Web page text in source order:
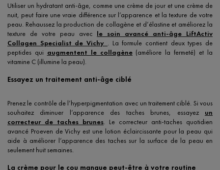
Utiliser un hydratant anti-âge, comme une crème de jour et une crème de
nuit, peut faire une vraie différence sur l’apparence et la texture de votre
peau. Rehaussez la production de collagène et d’élastine et améliorez la
texture de votre peau avec le soin avancé anti-âge LiftActiv
Collagen Specialist de Vichy . La formule contient deux types de
peptides qui augmentent le collagène(améliore la fermeté) et la
vitamine C (illumine la peau).
Essayez un traitement anti-âge ciblé
Prenez le contrôle de l’hyperpigmentation avec un traitement ciblé. Si vous
souhaitez diminuer l’apparence des taches brunes, essayez un
correcteur de taches brunes. Le correcteur anti-taches quotidien
avancé Proeven de Vichy est une lotion éclaircissante pour la peau qui
aide à améliorer l’apparence des taches sur la surface de la peau en
seulement huit semaines.
La crème pour le cou manque peut-être à votre routine